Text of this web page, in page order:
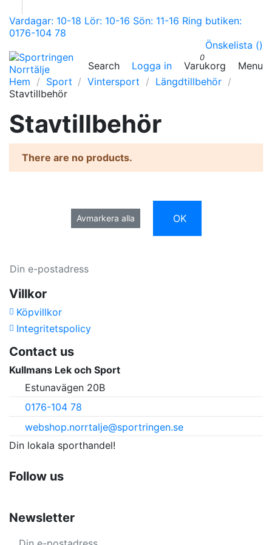
Vardagar: 10-18 Lör: 10-16 Sön: 11-16 Ring butiken:
0176-104 78
Önskelista ()
Search
Logga in
0
Varukorg
Menu
Hem
Sport Vintersport
Längdtillbehör
Stavtillbehör
Stavtillbehör
There are no products.
Avmarkera alla OK
Villkor
Köpvillkor
Integritetspolicy
Contact us
Kullmans Lek och Sport
Estunavägen 20B
0176-104 78
webshop.norrtalje@sportringen.se
Din lokala sporthandel!
Follow us
Newsletter